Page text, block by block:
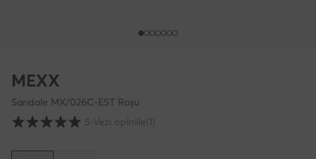
MEXX
Sandale MX/026C-EST Roșu
Evaluarea clienților pe o scară de la 1 la 5
5⋅Vezi opiniile(1)